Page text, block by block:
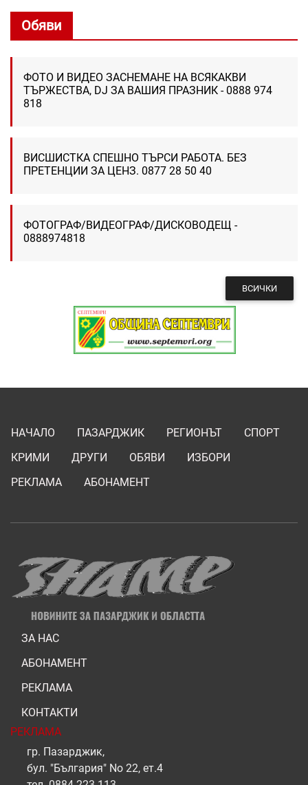
Обяви
ФОТО И ВИДЕО ЗАСНЕМАНЕ НА ВСЯКАКВИ
ТЪРЖЕСТВА, DJ ЗА ВАШИЯ ПРАЗНИК - 0888 974
818
ВИСШИСТКА СПЕШНО ТЪРСИ РАБОТА. БЕЗ
ПРЕТЕНЦИИ ЗА ЦЕНЗ. 0877 28 50 40
ФОТОГРАФ/ВИДЕОГРАФ/ДИСКОВОДЕЩ -
0888974818
ВСИЧКИ
НАЧАЛО ПАЗАРДЖИК РЕГИОНЪТ
СПОРТ
КРИМИ
ДРУГИ ОБЯВИ
ИЗБОРИ
РЕКЛАМА
АБОНАМЕНТ
ЗА НАС
АБОНАМЕНТ
РЕКЛАМА
КОНТАКТИ
РЕКЛАМА
гр. Пазарджик,
бул. "България" No 22, ет.4